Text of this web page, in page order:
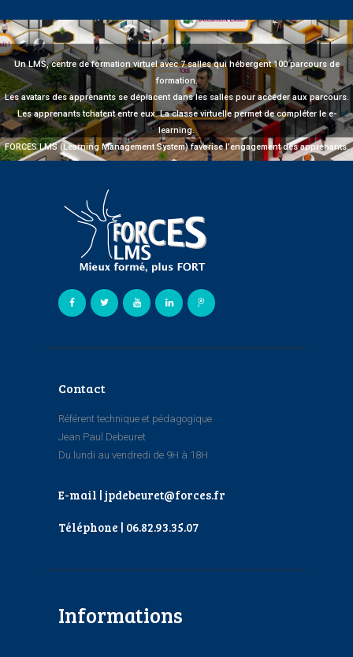
Un LMS, centre de formation virtuel avec 7 salles qui hébergent 100 parcours de
formation.
Les avatars des apprenants se déplacent dans les salles pour accéder aux parcours.
Les apprenants tchatent entre eux. La classe virtuelle permet de compléter le e-
learning.
FORCES LMS (Learning Management System) favorise l’engagement des apprenants.
Contact
Référent technique et pédagogique
Jean Paul Debeuret
Du lundi au vendredi de 9H à 18H
E-mail | jpdebeuret@forces.fr
Téléphone | 06.82.93.35.07
Informations